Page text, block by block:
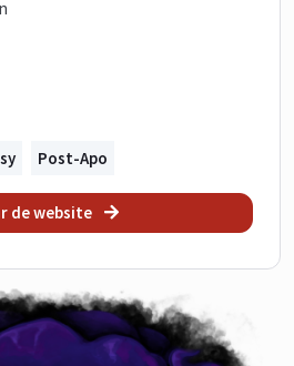
Post-Apo
de website